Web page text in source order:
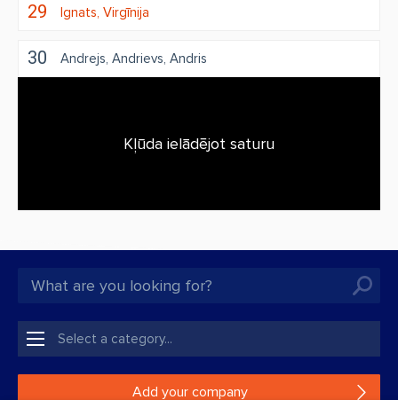
29 Ignats Virgīnija
30 Andrejs Andrievs Andris
Kļūda ielādējot saturu
Add your company